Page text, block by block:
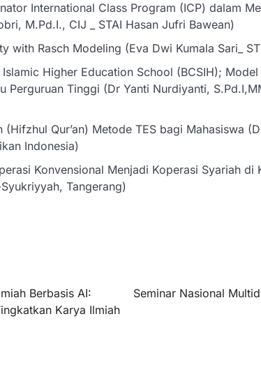
International Class Program (ICP) dalam
M.Pd.I., CIJ _ STAI Hasan Jufri Bawean)
with Rasch Modeling (Eva Dwi Kumala Sari_
Higher Education School (BCSIH);
Perguruan Tinggi (Dr Yanti Nurdiyanti,
(Hifzhul Qur’an) Metode TES bagi Mahasiswa
Indonesia)
Konvensional Menjadi Koperasi Syariah di
Tangerang)
Berbasis AI:
Karya Ilmiah
Seminar Nasional